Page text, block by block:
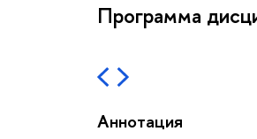
Программа
Аннотация